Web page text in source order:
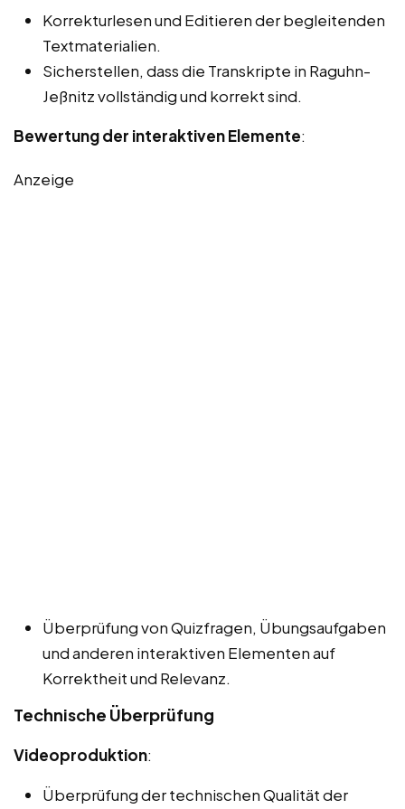
Korrekturlesen und Editieren der begleitenden
Textmaterialien.
Sicherstellen, dass die Transkripte in Raguhn-
Jeßnitz vollständig und korrekt sind.
Bewertung der interaktiven Elemente:
Anzeige
Überprüfung von Quizfragen, Übungsaufgaben
und anderen interaktiven Elementen auf
Korrektheit und Relevanz.
Technische Überprüfung
Videoproduktion:
Überprüfung der technischen Qualität der